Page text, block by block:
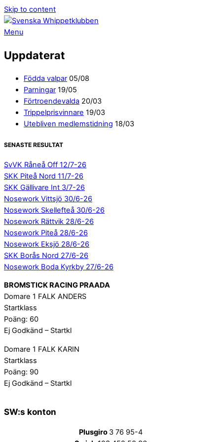
Skip to content
Menu
Uppdaterat
Födda valpar 05/08
Parningar 19/05
Förtroendevalda 20/03
Trippelprisvinnare 19/03
Utebliven medlemstidning 18/03
SENASTE RESULTAT
SvVK Råneå Off 12/7-26
SKK Piteå Nord 11/7-26
SKK Gällivare Int 3/7-26
Nosework Vittsjö 30/6-26
Nosework Skellefteå 30/6-26
Nosework Rättvik 28/6-26
Nosework Piteå 28/6-26
Nosework Eksjö 28/6-26
SKK Borås Nord 27/6-26
Nosework Boda Kyrkby 27/6-26
BROMSTICK RACING PRAADA
Domare 1 FALK ANDERS
Startklass
Poäng: 60
Ej Godkänd – Startkl
Domare 1 FALK KARIN
Startklass
Poäng: 90
Ej Godkänd – Startkl
SW:s konton
Plusgiro 3 76 95-4